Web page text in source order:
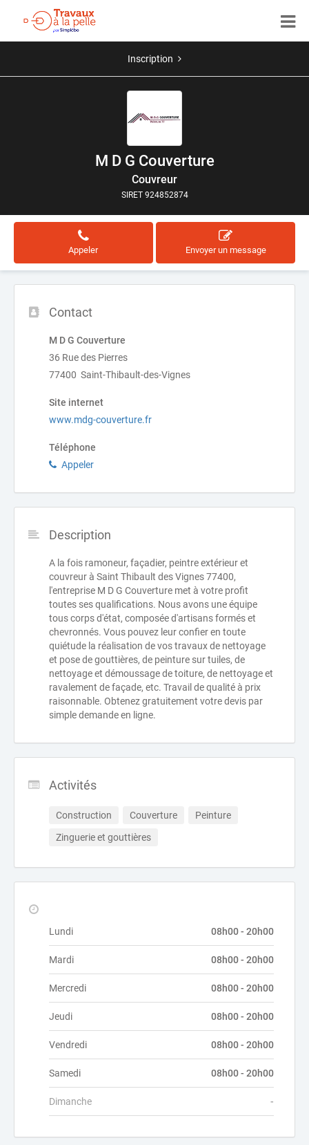
Inscription
M D G Couverture
Couvreur
SIRET 924852874
Appeler Envoyer un message
Contact
M D G Couverture
36 Rue des Pierres
77400 Saint-Thibault-des-Vignes
Site internet
www.mdg-couverture.fr
Téléphone
Appeler
Description
A la fois ramoneur, façadier, peintre extérieur et
couvreur à Saint Thibault des Vignes 77400,
l'entreprise M D G Couverture met à votre profit
toutes ses qualifications. Nous avons une équipe
tous corps d'état, composée d'artisans formés et
chevronnés. Vous pouvez leur confier en toute
quiétude la réalisation de vos travaux de nettoyage
et pose de gouttières, de peinture sur tuiles, de
nettoyage et démoussage de toiture, de nettoyage et
ravalement de façade, etc. Travail de qualité à prix
raisonnable. Obtenez gratuitement votre devis par
simple demande en ligne.
Activités
Construction Couverture
Peinture
Zinguerie et gouttières
Lundi 08h00 - 20h00
Mardi 08h00 - 20h00
Mercredi 08h00 - 20h00
Jeudi 08h00 - 20h00
Vendredi 08h00 - 20h00
Samedi 08h00 - 20h00
Dimanche -